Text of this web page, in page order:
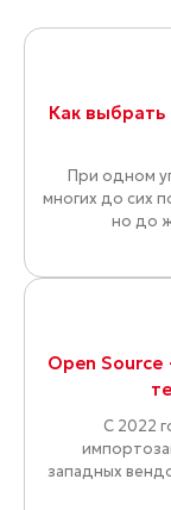
Как выбрать
При одном
многих до сих
но до
Open
С 2022
западных